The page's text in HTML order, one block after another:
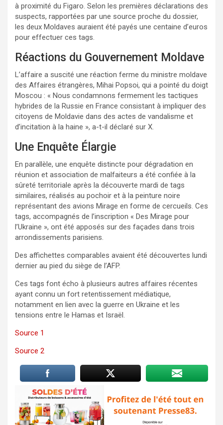
à proximité du Figaro. Selon les premières déclarations des
suspects, rapportées par une source proche du dossier,
les deux Moldaves auraient été payés une centaine d’euros
pour effectuer ces tags.
Réactions du Gouvernement Moldave
L’affaire a suscité une réaction ferme du ministre moldave
des Affaires étrangères, Mihai Popsoi, qui a pointé du doigt
Moscou : « Nous condamnons fermement les tactiques
hybrides de la Russie en France consistant à impliquer des
citoyens de Moldavie dans des actes de vandalisme et
d’incitation à la haine », a-t-il déclaré sur X.
Une Enquête Élargie
En parallèle, une enquête distincte pour dégradation en
réunion et association de malfaiteurs a été confiée à la
sûreté territoriale après la découverte mardi de tags
similaires, réalisés au pochoir et à la peinture noire
représentant des avions Mirage en forme de cercueils. Ces
tags, accompagnés de l’inscription « Des Mirage pour
l’Ukraine », ont été apposés sur des façades dans trois
arrondissements parisiens.
Des affichettes comparables avaient été découvertes lundi
dernier au pied du siège de l’AFP.
Ces tags font écho à plusieurs autres affaires récentes
ayant connu un fort retentissement médiatique,
notamment en lien avec la guerre en Ukraine et les
tensions entre le Hamas et Israël.
Source 1
Source 2